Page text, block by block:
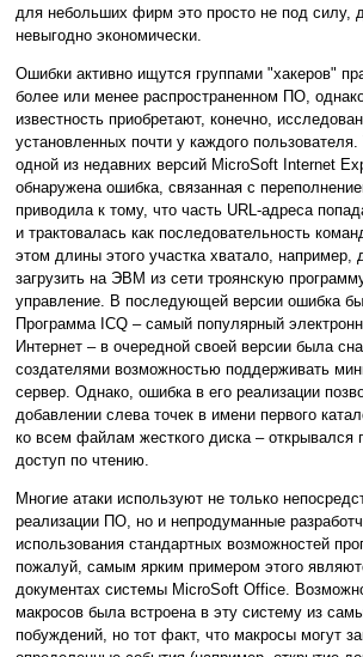
для небольших фирм это просто не под силу,
невыгодно экономически.
Ошибки активно ищутся группами "хакеров"
более или менее распространенном ПО,
известность приобретают, конечно,
установленных почти у каждого
одной из недавних версий MicroSoft Internet
обнаружена ошибка, связанная с
приводила к тому, что часть URL-адреса
и трактовалась как последовательность
этом длины этого участка хватало, например,
загрузить на ЭВМ из сети троянскую
управление. В последующей версии ошибка
Программа ICQ – самый популярный
Интернет – в очередной своей версии была
создателями возможностью поддерживать
сервер. Однако, ошибка в его реализации
добавлении слева точек в имени первого
ко всем файлам жесткого диска – открывался
доступ по чтению.
Многие атаки используют не только
реализации ПО, но и непродуманные
использования стандартных возможностей
пожалуй, самым ярким примером этого
документах системы MicroSoft Office.
макросов была встроена в эту систему из
побуждений, но тот факт, что макросы могут